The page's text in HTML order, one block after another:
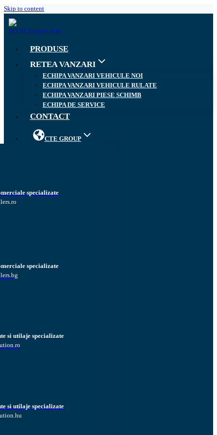
Skip to content
PRODUSE
RETEA VANZARI
ECHIPA VANZARI VEHICULE NOI
ECHIPA VANZARI VEHICULE RULATE
ECHIPA VANZARI PIESE SCHIMB
ECHIPA DE SERVICE
CONTACT
CTE GROUP
specializate
specializate
si utilaje specializate
si utilaje specializate